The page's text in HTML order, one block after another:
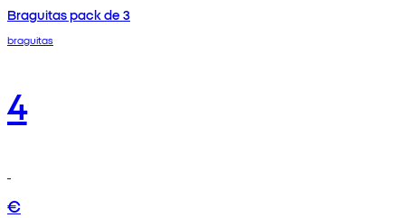
Braguitas pack de 3
braguitas
4
€